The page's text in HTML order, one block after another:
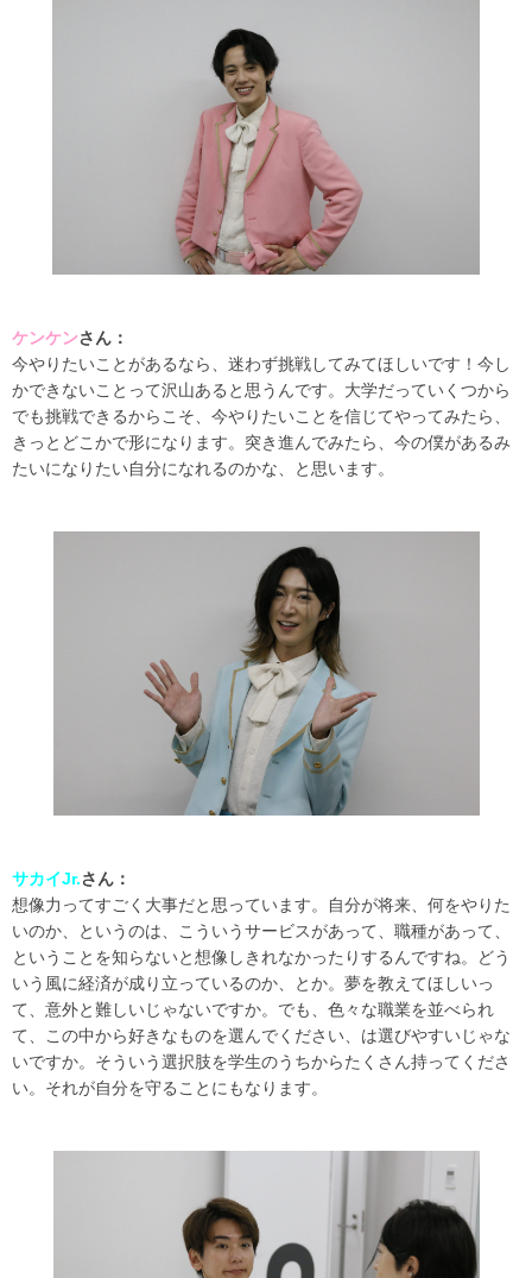
ケンケンさん：
今やりたいことがあるなら、迷わず挑戦してみてほしいです！今し
かできないことって沢山あると思うんです。大学だっていくつから
でも挑戦できるからこそ、今やりたいことを信じてやってみたら、
きっとどこかで形になります。突き進んでみたら、今の僕があるみ
たいになりたい自分になれるのかな、と思います。
サカイJr.さん：
想像力ってすごく大事だと思っています。自分が将来、何をやりた
いのか、というのは、こういうサービスがあって、職種があって、
ということを知らないと想像しきれなかったりするんですね。どう
いう風に経済が成り立っているのか、とか。夢を教えてほしいっ
て、意外と難しいじゃないですか。でも、色々な職業を並べられ
て、この中から好きなものを選んでください、は選びやすいじゃな
いですか。そういう選択肢を学生のうちからたくさん持ってくださ
い。それが自分を守ることにもなります。